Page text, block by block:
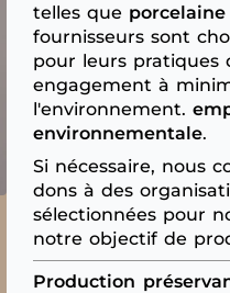
telles que
fournisseurs sont
pour leurs pratiques
engagement à
l'environnement.
environnementale.
Si nécessaire, nous
dons à des
sélectionnées pour
notre objectif de
Production